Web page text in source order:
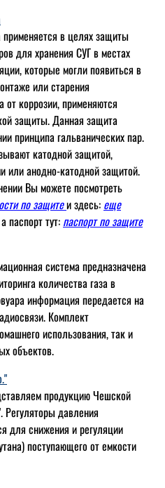
в целях защиты
для хранения СУГ в местах
которые могли появиться в
или старения
от коррозии, применяются
защиты. Данная защита
принципа гальванических пар.
катодной защитой,
или анодно-катодной защитой.
Вы можете посмотреть
по защитеи здесь: еще
паспорт тут: паспорт по защите
система предназначена
количества газа в
информация передается на
Комплект
использования, так и
объектов.
продукцию Чешской
Регуляторы давления
для снижения и регуляции
поступающего от емкости